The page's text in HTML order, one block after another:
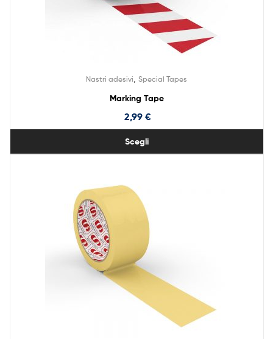
Nastri adesivi Special Tapes
Marking Tape
2,99 €
Scegli